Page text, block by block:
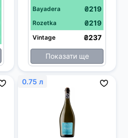
Bayadera ₴219
Rozetka ₴219
Vintage ₴237
Показати ще
0.75 л